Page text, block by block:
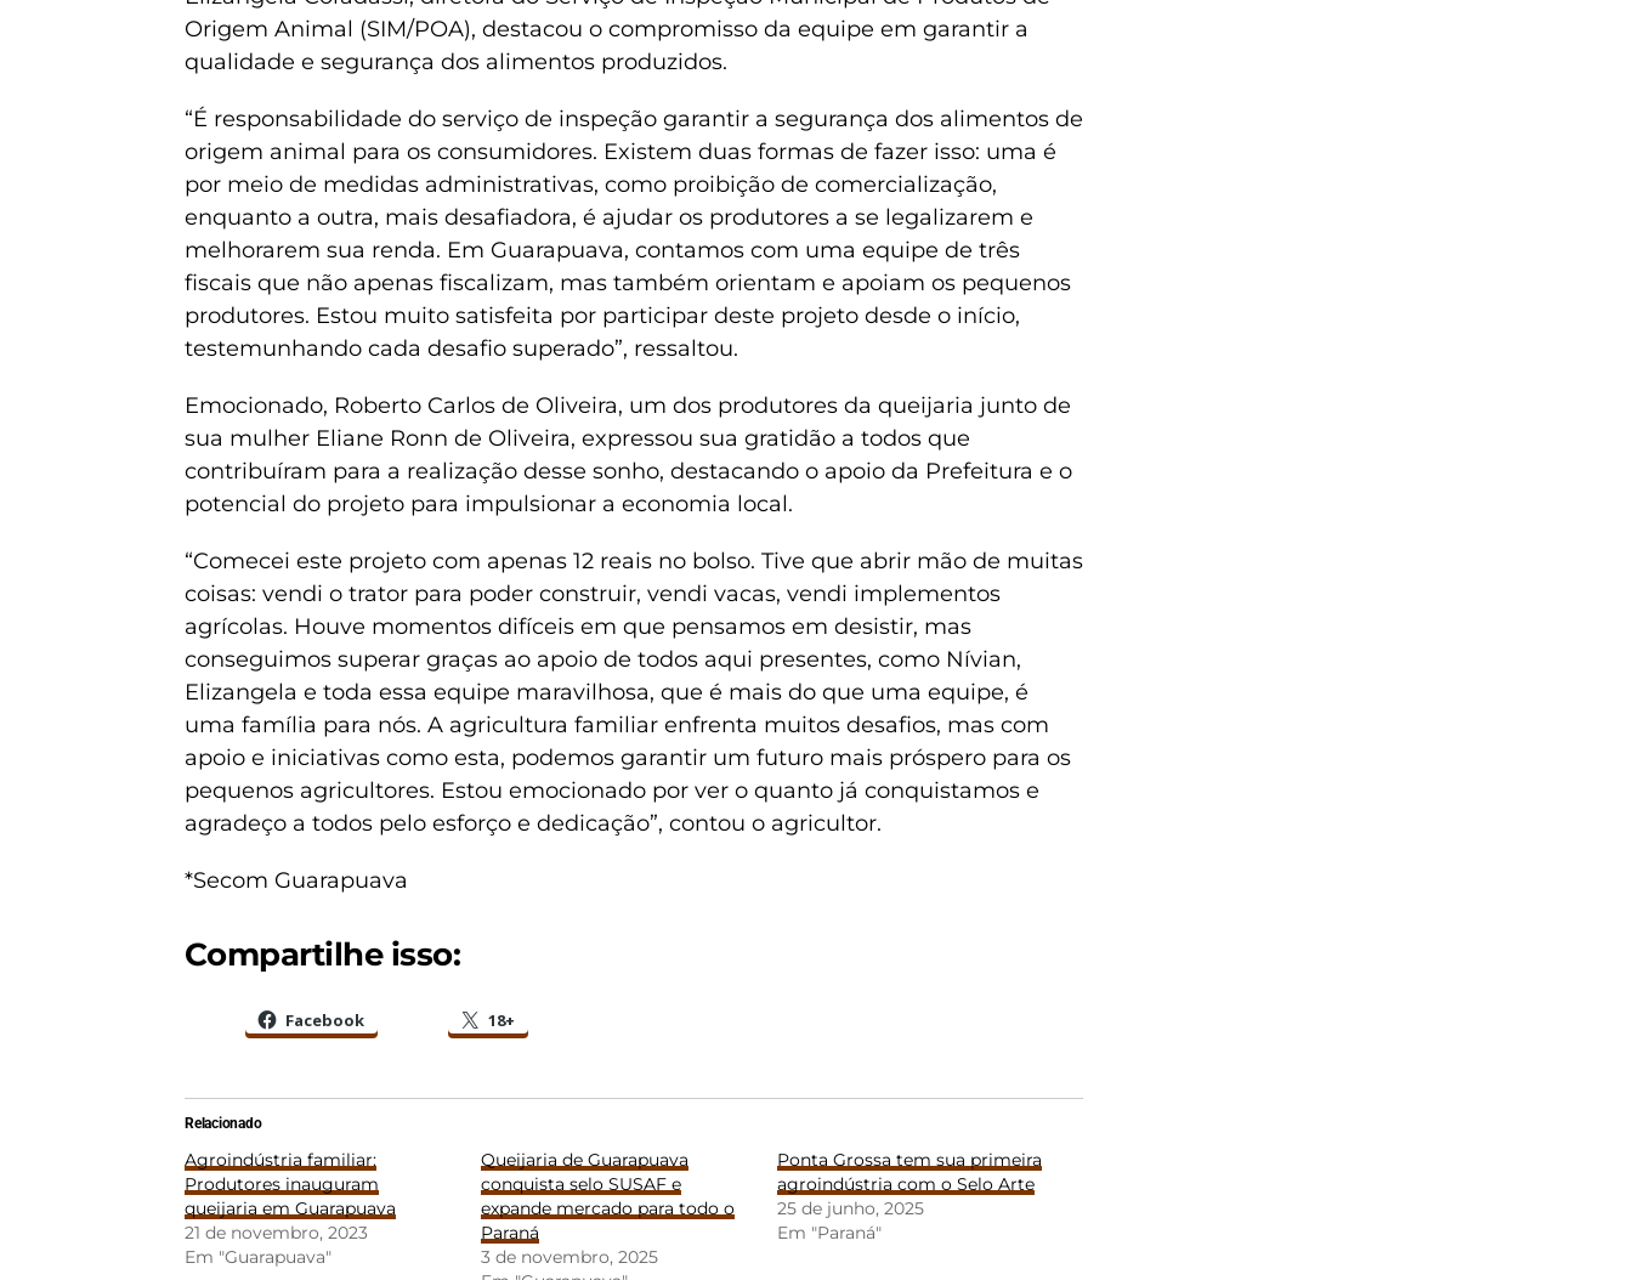
Origem Animal (SIM/POA), destacou o compromisso da equipe em garantir a
qualidade e segurança dos alimentos produzidos.
“É responsabilidade do serviço de inspeção garantir a segurança dos alimentos de
origem animal para os consumidores. Existem duas formas de fazer isso: uma é
por meio de medidas administrativas, como proibição de comercialização,
enquanto a outra, mais desafiadora, é ajudar os produtores a se legalizarem e
melhorarem sua renda. Em Guarapuava, contamos com uma equipe de três
fiscais que não apenas fiscalizam, mas também orientam e apoiam os pequenos
produtores. Estou muito satisfeita por participar deste projeto desde o início,
testemunhando cada desafio superado”, ressaltou.
Emocionado, Roberto Carlos de Oliveira, um dos produtores da queijaria junto de
sua mulher Eliane Ronn de Oliveira, expressou sua gratidão a todos que
contribuíram para a realização desse sonho, destacando o apoio da Prefeitura e o
potencial do projeto para impulsionar a economia local.
“Comecei este projeto com apenas 12 reais no bolso. Tive que abrir mão de muitas
coisas: vendi o trator para poder construir, vendi vacas, vendi implementos
agrícolas. Houve momentos difíceis em que pensamos em desistir, mas
conseguimos superar graças ao apoio de todos aqui presentes, como Nívian,
Elizangela e toda essa equipe maravilhosa, que é mais do que uma equipe, é
uma família para nós. A agricultura familiar enfrenta muitos desafios, mas com
apoio e iniciativas como esta, podemos garantir um futuro mais próspero para os
pequenos agricultores. Estou emocionado por ver o quanto já conquistamos e
agradeço a todos pelo esforço e dedicação”, contou o agricultor.
*Secom Guarapuava
Compartilhe isso:
Facebook 18+
Relacionado
Agroindústria familiar:
Produtores inauguram
queijaria em Guarapuava
21 de novembro, 2023
Em "Guarapuava"
Queijaria de Guarapuava
conquista selo SUSAF e
expande mercado para todo o
Paraná
3 de novembro, 2025
Ponta Grossa tem sua primeira
agroindústria com o Selo Arte
25 de junho, 2025
Em "Paraná"